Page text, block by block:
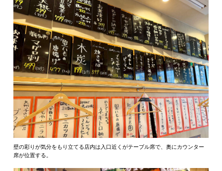
壁の彩りが気分をもり立てる店内は入口近くがテーブル席で、奥にカウンター
席が位置する。